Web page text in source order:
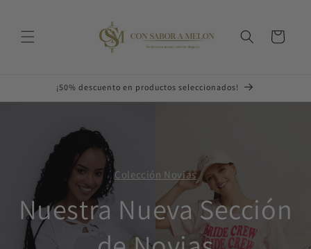
al contenido
Carrito
¡50% descuento en productos seleccionados!
Colección Novias
Nuestra Nueva Sección